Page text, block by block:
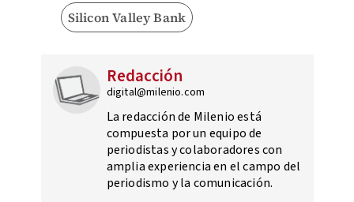
Silicon Valley Bank
Redacción
digital@milenio.com
La redacción de Milenio está
compuesta por un equipo de
periodistas y colaboradores con
amplia experiencia en el campo del
periodismo y la comunicación.